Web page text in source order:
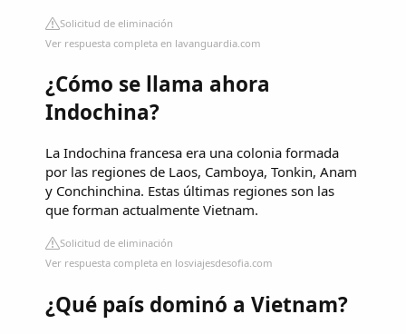
Solicitud de eliminación
Ver respuesta completa en lavanguardia.com
¿Cómo se llama ahora
Indochina?
La Indochina francesa era una colonia formada
por las regiones de Laos, Camboya, Tonkin, Anam
y Conchinchina. Estas últimas regiones son las
que forman actualmente Vietnam.
Solicitud de eliminación
Ver respuesta completa en losviajesdesofia.com
¿Qué país dominó a Vietnam?